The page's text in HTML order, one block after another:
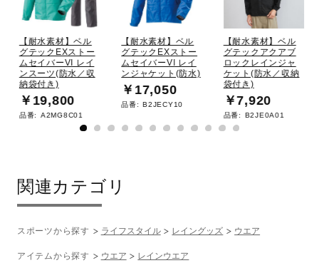
【耐水素材】ベル
グテックEXストー
ムセイバーVI レイ
ンスーツ(防水／収
納袋付き)
￥19,800
品番: A2MG8C01
【耐水素材】ベル
グテックEXストー
ムセイバーVI レイ
ンジャケット(防水)
￥17,050
品番: B2JECY10
【耐水素材】ベル
グテックアクアブ
ロックレインジャ
ケット(防水／収納
袋付き)
￥7,920
品番: B2JE0A01
関連カテゴリ
スポーツから探す ライフスタイル レイングッズ ウエア
アイテムから探す ウエア レインウエア